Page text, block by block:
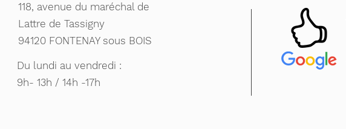
118, avenue du maréchal de
Lattre de Tassigny
94120 FONTENAY sous BOIS
Du lundi au vendredi :
9h- 13h / 14h -17h